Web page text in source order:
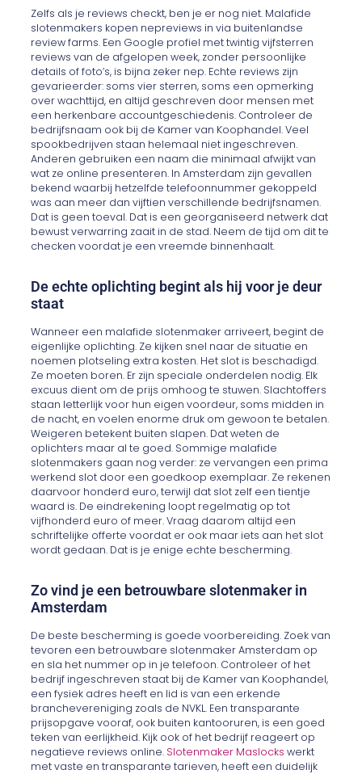
Zelfs als je reviews checkt, ben je er nog niet. Malafide
slotenmakers kopen nepreviews in via buitenlandse
review farms. Een Google profiel met twintig vijfsterren
reviews van de afgelopen week, zonder persoonlijke
details of foto’s, is bijna zeker nep. Echte reviews zijn
gevarieerder: soms vier sterren, soms een opmerking
over wachttijd, en altijd geschreven door mensen met
een herkenbare accountgeschiedenis. Controleer de
bedrijfsnaam ook bij de Kamer van Koophandel. Veel
spookbedrijven staan helemaal niet ingeschreven.
Anderen gebruiken een naam die minimaal afwijkt van
wat ze online presenteren. In Amsterdam zijn gevallen
bekend waarbij hetzelfde telefoonnummer gekoppeld
was aan meer dan vijftien verschillende bedrijfsnamen.
Dat is geen toeval. Dat is een georganiseerd netwerk dat
bewust verwarring zaait in de stad. Neem de tijd om dit te
checken voordat je een vreemde binnenhaalt.
De echte oplichting begint als hij voor je deur
staat
Wanneer een malafide slotenmaker arriveert, begint de
eigenlijke oplichting. Ze kijken snel naar de situatie en
noemen plotseling extra kosten. Het slot is beschadigd.
Ze moeten boren. Er zijn speciale onderdelen nodig. Elk
excuus dient om de prijs omhoog te stuwen. Slachtoffers
staan letterlijk voor hun eigen voordeur, soms midden in
de nacht, en voelen enorme druk om gewoon te betalen.
Weigeren betekent buiten slapen. Dat weten de
oplichters maar al te goed. Sommige malafide
slotenmakers gaan nog verder: ze vervangen een prima
werkend slot door een goedkoop exemplaar. Ze rekenen
daarvoor honderd euro, terwijl dat slot zelf een tientje
waard is. De eindrekening loopt regelmatig op tot
vijfhonderd euro of meer. Vraag daarom altijd een
schriftelijke offerte voordat er ook maar iets aan het slot
wordt gedaan. Dat is je enige echte bescherming.
Zo vind je een betrouwbare slotenmaker in
Amsterdam
De beste bescherming is goede voorbereiding. Zoek van
tevoren een betrouwbare slotenmaker Amsterdam op
en sla het nummer op in je telefoon. Controleer of het
bedrijf ingeschreven staat bij de Kamer van Koophandel,
een fysiek adres heeft en lid is van een erkende
branchevereniging zoals de NVKL. Een transparante
prijsopgave vooraf, ook buiten kantooruren, is een goed
teken van eerlijkheid. Kijk ook of het bedrijf reageert op
negatieve reviews online. Slotenmaker Maslocks werkt
met vaste en transparante tarieven, heeft een duidelijk